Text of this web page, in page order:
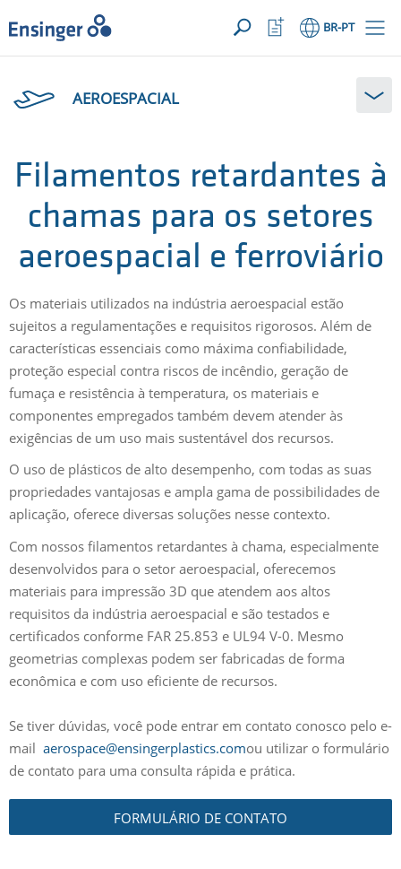
SUA SOLICITAÇÃO ({{productCount}} Products)
ABRIR
Início BR-PT
Abrir
lista
de
podemos
AEROESPACIAL
Filamentos retardantes à
chamas para os setores
aeroespacial e ferroviário
Os materiais utilizados na indústria aeroespacial estão
sujeitos a regulamentações e requisitos rigorosos. Além de
características essenciais como máxima confiabilidade,
proteção especial contra riscos de incêndio, geração de
fumaça e resistência à temperatura, os materiais e
componentes empregados também devem atender às
exigências de um uso mais sustentável dos recursos.
O uso de plásticos de alto desempenho, com todas as suas
propriedades vantajosas e ampla gama de possibilidades de
aplicação, oferece diversas soluções nesse contexto.
Com nossos filamentos retardantes à chama, especialmente
desenvolvidos para o setor aeroespacial, oferecemos
materiais para impressão 3D que atendem aos altos
requisitos da indústria aeroespacial e são testados e
certificados conforme FAR 25.853 e UL94 V-0. Mesmo
geometrias complexas podem ser fabricadas de forma
econômica e com uso eficiente de recursos.
Se tiver dúvidas, você pode entrar em contato conosco pelo e-
mail aerospace@ensingerplastics.comou utilizar o formulário
de contato para uma consulta rápida e prática.
FORMULÁRIO DE CONTATO